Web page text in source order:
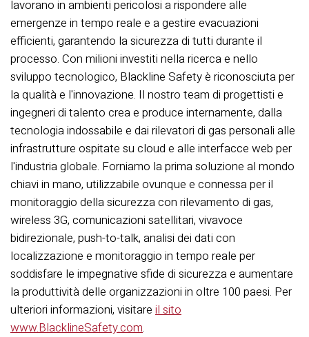
lavorano in ambienti pericolosi a rispondere alle
emergenze in tempo reale e a gestire evacuazioni
efficienti, garantendo la sicurezza di tutti durante il
processo. Con milioni investiti nella ricerca e nello
sviluppo tecnologico, Blackline Safety è riconosciuta per
la qualità e l'innovazione. Il nostro team di progettisti e
ingegneri di talento crea e produce internamente, dalla
tecnologia indossabile e dai rilevatori di gas personali alle
infrastrutture ospitate su cloud e alle interfacce web per
l'industria globale. Forniamo la prima soluzione al mondo
chiavi in mano, utilizzabile ovunque e connessa per il
monitoraggio della sicurezza con rilevamento di gas,
wireless 3G, comunicazioni satellitari, vivavoce
bidirezionale, push-to-talk, analisi dei dati con
localizzazione e monitoraggio in tempo reale per
soddisfare le impegnative sfide di sicurezza e aumentare
la produttività delle organizzazioni in oltre 100 paesi. Per
ulteriori informazioni, visitare il sito
www.BlacklineSafety.com.